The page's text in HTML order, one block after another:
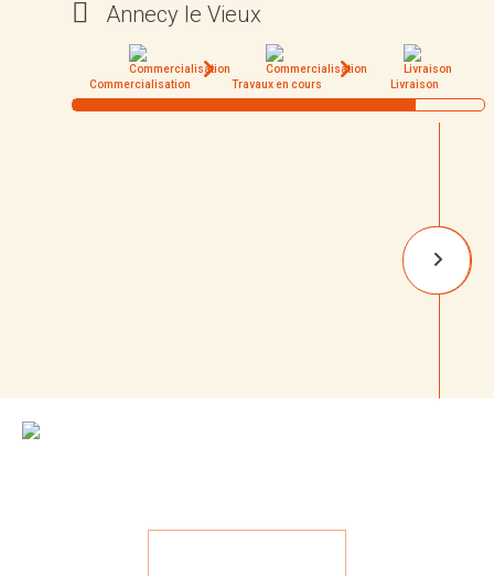
Annecy le Vieux
Commercialisation Travaux en cours Livraison